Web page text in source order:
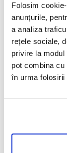
Folosim
anunțurile,
a analiza
rețele sociale,
privire la
pot combina
în urma folosirii
Carliontat
Cataracta